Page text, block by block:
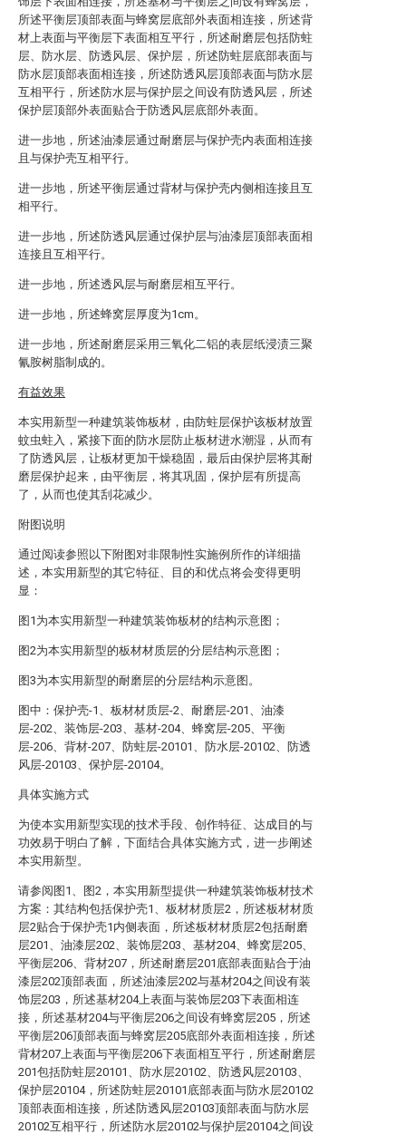
所述平衡层顶部表面与蜂窝层底部外表面相连接，所述背
材上表面与平衡层下表面相互平行，所述耐磨层包括防蛀
层、防水层、防透风层、保护层，所述防蛀层底部表面与
防水层顶部表面相连接，所述防透风层顶部表面与防水层
互相平行，所述防水层与保护层之间设有防透风层，所述
保护层顶部外表面贴合于防透风层底部外表面。
进一步地，所述油漆层通过耐磨层与保护壳内表面相连接
且与保护壳互相平行。
进一步地，所述平衡层通过背材与保护壳内侧相连接且互
相平行。
进一步地，所述防透风层通过保护层与油漆层顶部表面相
连接且互相平行。
进一步地，所述透风层与耐磨层相互平行。
进一步地，所述蜂窝层厚度为1cm。
进一步地，所述耐磨层采用三氧化二铝的表层纸浸渍三聚
氰胺树脂制成的。
有益效果
本实用新型一种建筑装饰板材，由防蛀层保护该板材放置
蚊虫蛀入，紧接下面的防水层防止板材进水潮湿，从而有
了防透风层，让板材更加干燥稳固，最后由保护层将其耐
磨层保护起来，由平衡层，将其巩固，保护层有所提高
了，从而也使其刮花减少。
附图说明
通过阅读参照以下附图对非限制性实施例所作的详细描
述，本实用新型的其它特征、目的和优点将会变得更明
显：
图1为本实用新型一种建筑装饰板材的结构示意图；
图2为本实用新型的板材材质层的分层结构示意图；
图3为本实用新型的耐磨层的分层结构示意图。
图中：保护壳-1、板材材质层-2、耐磨层-201、油漆
层-202、装饰层-203、基材-204、蜂窝层-205、平衡
层-206、背材-207、防蛀层-20101、防水层-20102、防透
风层-20103、保护层-20104。
具体实施方式
为使本实用新型实现的技术手段、创作特征、达成目的与
功效易于明白了解，下面结合具体实施方式，进一步阐述
本实用新型。
请参阅图1、图2，本实用新型提供一种建筑装饰板材技术
方案：其结构包括保护壳1、板材材质层2，所述板材材质
层2贴合于保护壳1内侧表面，所述板材材质层2包括耐磨
层201、油漆层202、装饰层203、基材204、蜂窝层205、
平衡层206、背材207，所述耐磨层201底部表面贴合于油
漆层202顶部表面，所述油漆层202与基材204之间设有装
饰层203，所述基材204上表面与装饰层203下表面相连
接，所述基材204与平衡层206之间设有蜂窝层205，所述
平衡层206顶部表面与蜂窝层205底部外表面相连接，所述
背材207上表面与平衡层206下表面相互平行，所述耐磨层
201包括防蛀层20101、防水层20102、防透风层20103、
保护层20104，所述防蛀层20101底部表面与防水层20102
顶部表面相连接，所述防透风层20103顶部表面与防水层
20102互相平行，所述防水层20102与保护层20104之间设